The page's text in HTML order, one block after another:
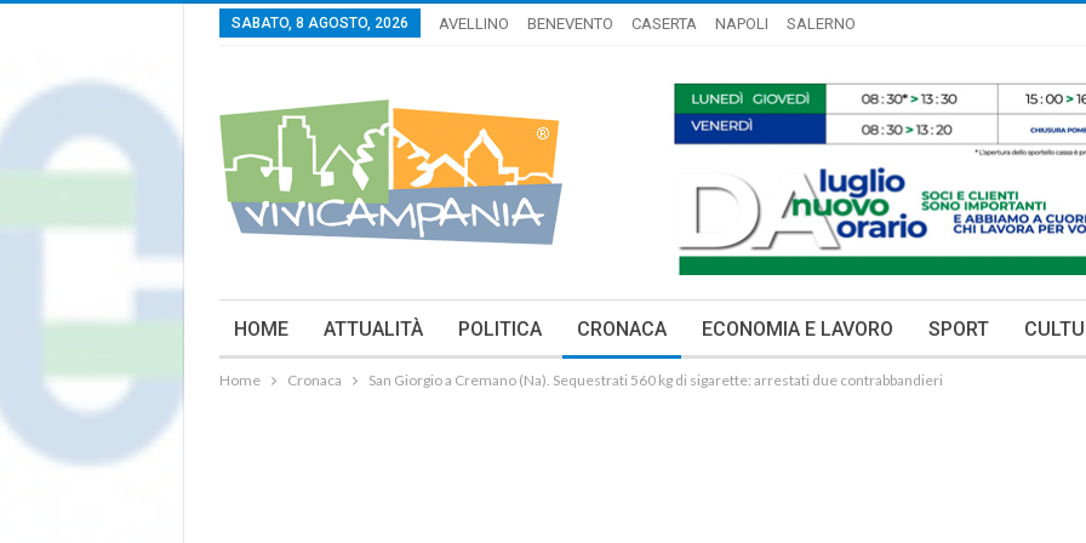
SABATO, 8 AGOSTO, 2026 AVELLINO BENEVENTO CASERTA NAPOLI SALERNO
HOME ATTUALITÀ POLITICA CRONACA ECONOMIA E LAVORO SPORT
Home Cronaca San Giorgio a Cremano (Na). Sequestrati 560 kg di sigarette: arrestati due contrabbandieri